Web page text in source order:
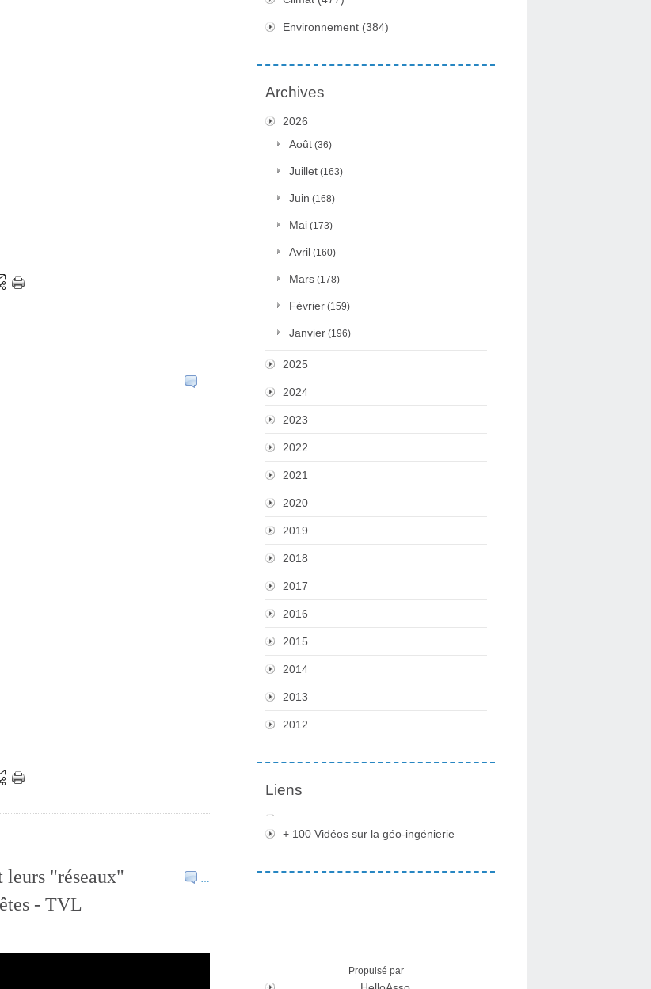
…
"réseaux"
- TVL
Environnement (384)
Archives
2026
Août (36)
Juillet (163)
Juin (168)
Mai (173)
Avril (160)
Mars (178)
Février (159)
Janvier (196)
2025
2024
2023
2022
2021
2020
2019
2018
2017
2016
2015
2014
2013
2012
Liens
+ 100 Vidéos sur la géo-ingénierie
Propulsé par